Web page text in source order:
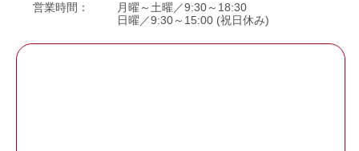
営業時間：
月曜～土曜／9:30～18:30
日曜／9:30～15:00 (祝日休み)